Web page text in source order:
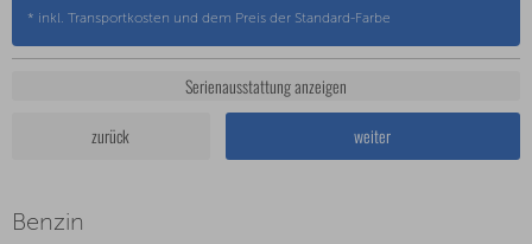
* inkl. Transportkosten und dem Preis der Standard-Farbe
Serienausstattung anzeigen
zurück
weiter
Benzin